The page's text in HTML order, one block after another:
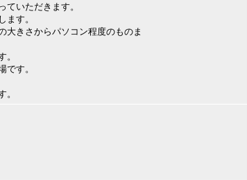
ていただきます。
ます。
大きさからパソコン程度のものま
。
です。
。